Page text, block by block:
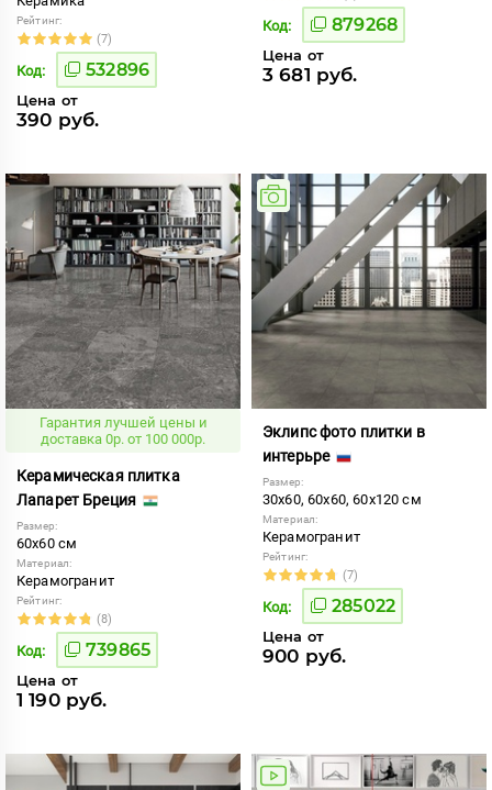
Рейтинг:
(7)
Код: 532896
Цена от
390 руб.
Код: 879268
Цена от
3 681 руб.
Гарантия лучшей цены и
доставка 0р. от 100 000р.
Керамическая плитка
Лапарет Бреция
Размер:
60x60 см
Материал:
Керамогранит
Рейтинг:
(8)
Код: 739865
Цена от
1 190 руб.
Эклипс фото плитки в
интерьре
Размер:
30x60, 60x60, 60x120 см
Материал:
Керамогранит
Рейтинг:
(7)
Код: 285022
Цена от
900 руб.